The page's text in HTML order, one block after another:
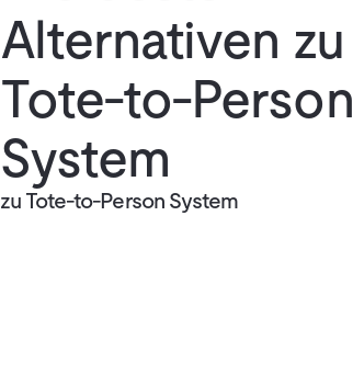
Alternativen zu
Tote-to-Person
System
zu Tote-to-Person System